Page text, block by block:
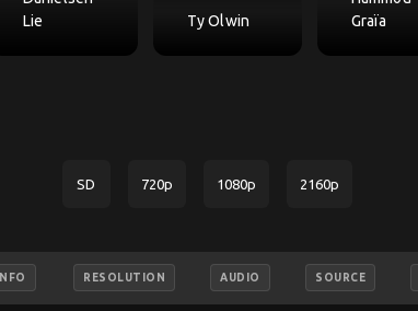
Lie
Ty Olwin
Graïa
SD 720p 1080p 2160p
NFO RESOLUTION AUDIO SOURCE